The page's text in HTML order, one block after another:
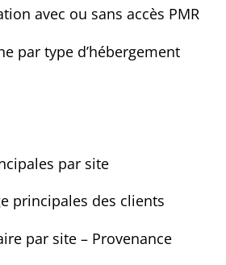
avec ou sans accès PMR
par type d’hébergement
par site
principales des clients
par site – Provenance